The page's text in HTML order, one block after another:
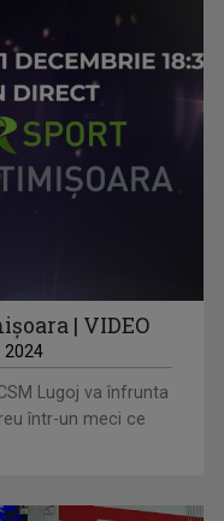
| VIDEO
2024
Lugoj va înfrunta
într-un meci ce